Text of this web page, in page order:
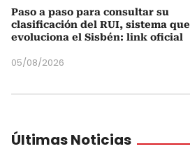
Paso a paso para consultar su
clasificación del RUI, sistema que
evoluciona el Sisbén: link oficial
05/08/2026
Últimas Noticias